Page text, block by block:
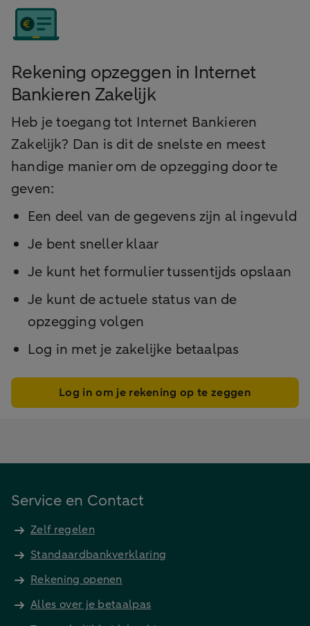
Rekening opzeggen in Internet
Bankieren Zakelijk
Heb je toegang tot Internet Bankieren
Zakelijk? Dan is dit de snelste en meest
handige manier om de opzegging door te
geven:
Een deel van de gegevens zijn al ingevuld
Je bent sneller klaar
Je kunt het formulier tussentijds opslaan
Je kunt de actuele status van de
opzegging volgen
Log in met je zakelijke betaalpas
Log in om je rekening op te zeggen
Service en Contact
Zelf regelen
Standaardbankverklaring
Rekening openen
Alles over je betaalpas